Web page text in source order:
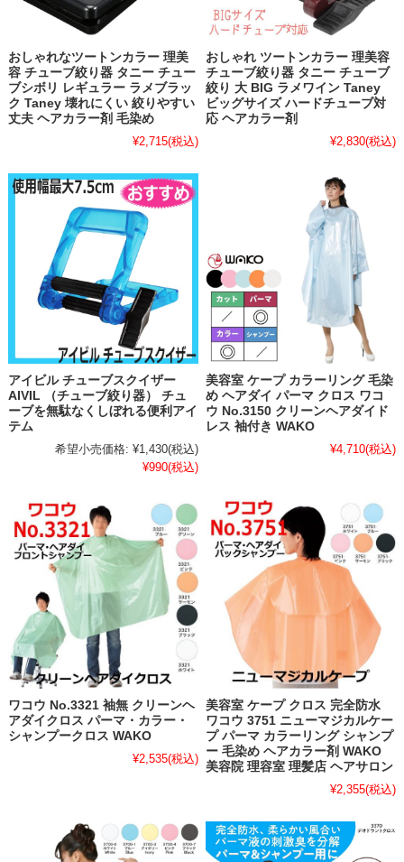
おしゃれなツートンカラー 理美
容 チューブ絞り器 タニー チュー
ブシボリ レギュラー ラメブラッ
ク Taney 壊れにくい 絞りやすい
丈夫 ヘアカラー剤 毛染め
¥2,715(税込)
おしゃれ ツートンカラー 理美容
チューブ絞り器 タニー チューブ
絞り 大 BIG ラメワイン Taney
ビッグサイズ ハードチューブ対
応 ヘアカラー剤
¥2,830(税込)
アイビル チューブスクイザー
AIVIL （チューブ絞り器） チュ
ーブを無駄なくしぼれる便利アイ
テム
希望小売価格: ¥1,430(税込)
¥990(税込)
美容室 ケープ カラーリング 毛染
め ヘアダイ パーマ クロス ワコ
ウ No.3150 クリーンヘアダイド
レス 袖付き WAKO
¥4,710(税込)
ワコウ No.3321 袖無 クリーンヘ
アダイクロス パーマ・カラー・
シャンプークロス WAKO
¥2,535(税込)
美容室 ケープ クロス 完全防水
ワコウ 3751 ニューマジカルケー
プ パーマ カラーリング シャンプ
ー 毛染め ヘアカラー剤 WAKO
美容院 理容室 理髪店 ヘアサロン
¥2,355(税込)